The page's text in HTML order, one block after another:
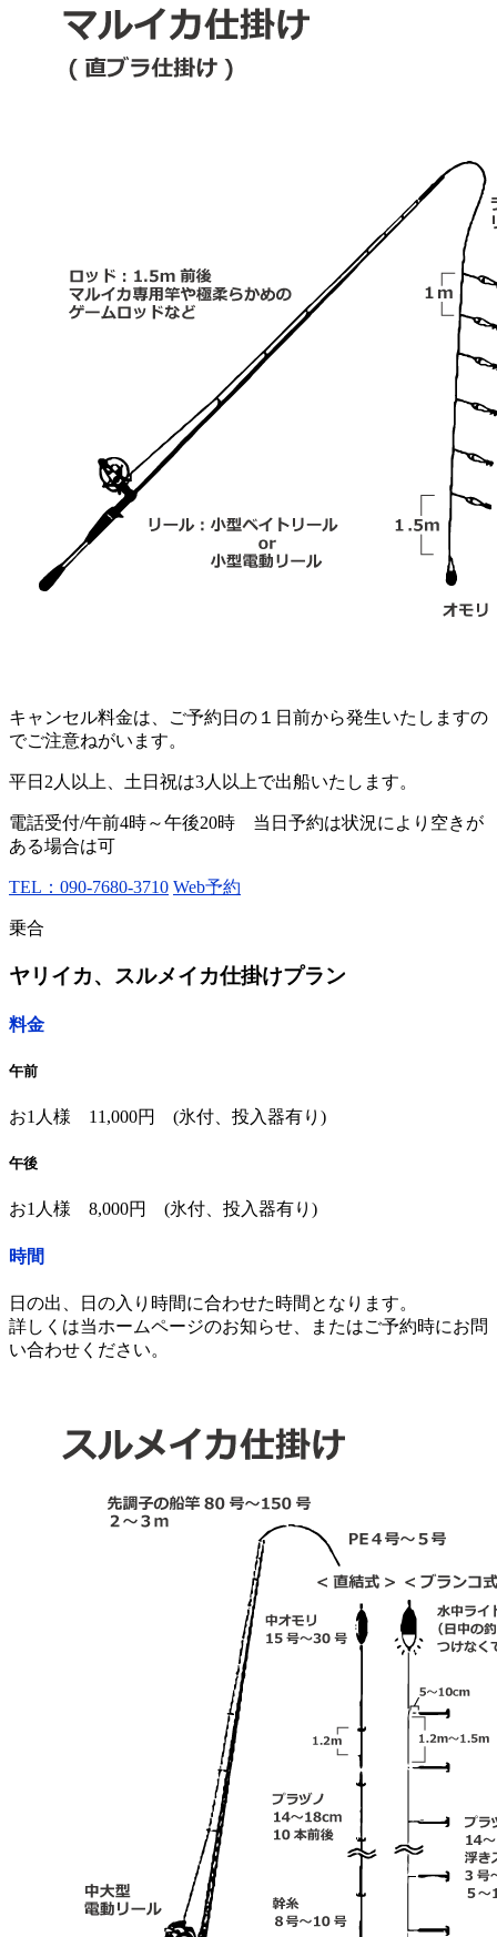
キャンセル料金は、ご予約日の１日前から発生いたしますの
でご注意ねがいます。
平日2人以上、土日祝は3人以上で出船いたします。
電話受付/午前4時～午後20時 当日予約は状況により空きが
ある場合は可
TEL：090-7680-3710 Web予約
乗合
ヤリイカ、スルメイカ仕掛けプラン
料金
午前
お1人様 11,000円 (氷付、投入器有り)
午後
お1人様 8,000円 (氷付、投入器有り)
時間
日の出、日の入り時間に合わせた時間となります。
詳しくは当ホームページのお知らせ、またはご予約時にお問
い合わせください。